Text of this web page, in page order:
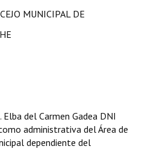
MUNICIPAL DE
Elba del Carmen Gadea DNI
administrativa del Área de
dependiente del